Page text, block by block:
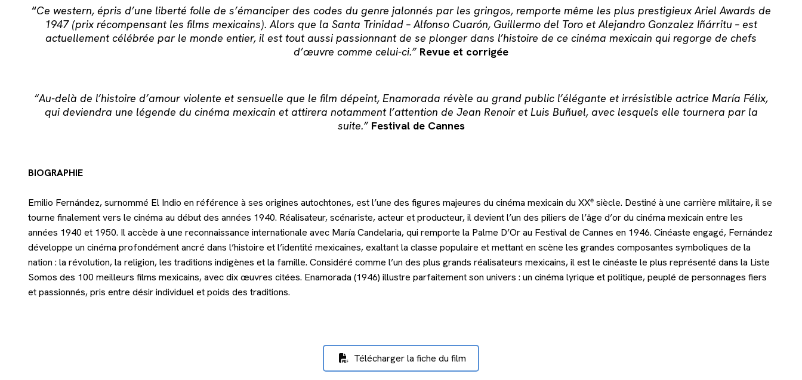
“Ce western, épris d’une liberté folle de s’émanciper des codes du genre jalonnés par les gringos, remporte même les plus prestigieux Ariel Awards de
1947 (prix récompensant les films mexicains). Alors que la Santa Trinidad – Alfonso Cuarón, Guillermo del Toro et Alejandro Gonzalez Iñárritu – est
actuellement célébrée par le monde entier, il est tout aussi passionnant de se plonger dans l’histoire de ce cinéma mexicain qui regorge de chefs
d’œuvre comme celui-ci.” Revue et corrigée
“Au-delà de l’histoire d’amour violente et sensuelle que le film dépeint, Enamorada révèle au grand public l’élégante et irrésistible actrice María Félix,
qui deviendra une légende du cinéma mexicain et attirera notamment l’attention de Jean Renoir et Luis Buñuel, avec lesquels elle tournera par la
suite.” Festival de Cannes
BIOGRAPHIE
Emilio Fernández, surnommé El Indio en référence à ses origines autochtones, est l’une des figures majeures du cinéma mexicain du XXᵉ siècle. Destiné à une carrière militaire, il se
tourne finalement vers le cinéma au début des années 1940. Réalisateur, scénariste, acteur et producteur, il devient l’un des piliers de l’âge d’or du cinéma mexicain entre les
années 1940 et 1950. Il accède à une reconnaissance internationale avec María Candelaria, qui remporte la Palme D’Or au Festival de Cannes en 1946. Cinéaste engagé, Fernández
développe un cinéma profondément ancré dans l’histoire et l’identité mexicaines, exaltant la classe populaire et mettant en scène les grandes composantes symboliques de la
nation : la révolution, la religion, les traditions indigènes et la famille. Considéré comme l’un des plus grands réalisateurs mexicains, il est le cinéaste le plus représenté dans la Liste
Somos des 100 meilleurs films mexicains, avec dix œuvres citées. Enamorada (1946) illustre parfaitement son univers : un cinéma lyrique et politique, peuplé de personnages fiers
et passionnés, pris entre désir individuel et poids des traditions.
Télécharger la fiche du film